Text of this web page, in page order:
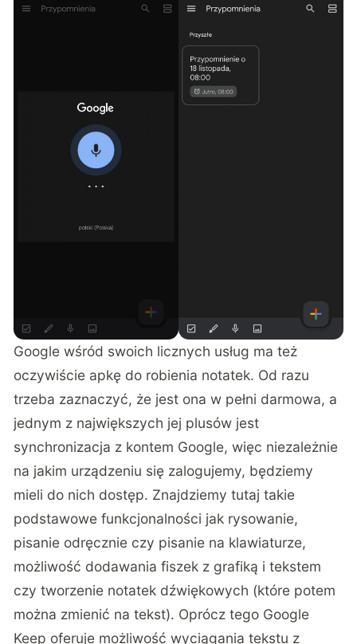
Google wśród swoich licznych usług ma też
oczywiście apkę do robienia notatek. Od razu
trzeba zaznaczyć, że jest ona w pełni darmowa, a
jednym z największych jej plusów jest
synchronizacja z kontem Google, więc niezależnie
na jakim urządzeniu się zalogujemy, będziemy
mieli do nich dostęp. Znajdziemy tutaj takie
podstawowe funkcjonalności jak rysowanie,
pisanie odręcznie czy pisanie na klawiaturze,
możliwość dodawania fiszek z grafiką i tekstem
czy tworzenie notatek dźwiękowych (które potem
można zmienić na tekst). Oprócz tego Google
Keep oferuje możliwość wyciągania tekstu z